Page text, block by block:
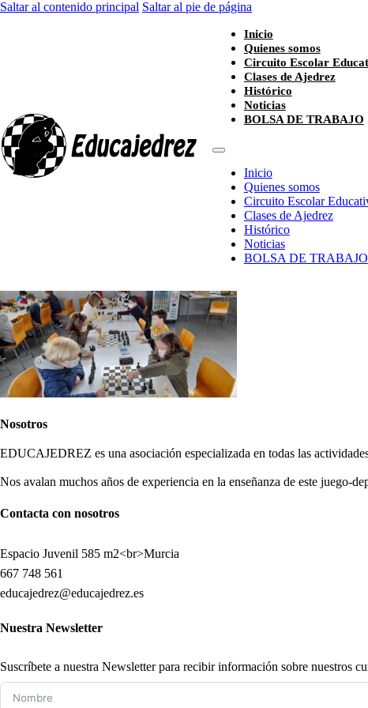
Saltar al contenido principal Saltar al pie de página
Inicio
Quienes somos
Circuito Escolar
Clases de Ajedrez
Histórico
Noticias
BOLSA DE TRABAJO
Inicio
Quienes somos
Circuito Escolar
Clases de Ajedrez
Histórico
Noticias
BOLSA DE TRABAJO
Nosotros
EDUCAJEDREZ es una asociación especializada en todas las
Nos avalan muchos años de experiencia en la enseñanza de este juego-
Contacta con nosotros
Espacio Juvenil 585 m2<br>Murcia
667 748 561
educajedrez@educajedrez.es
Nuestra Newsletter
Suscríbete a nuestra Newsletter para recibir información sobre nuestros